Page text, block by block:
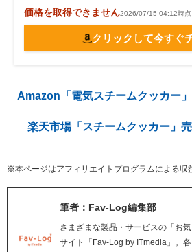
価格を取得できません2026/07/15 04:12時
クリックして今すぐ
Amazon「電気スチームクッカー
楽天市場「スチームクッカー」
※本ページはアフィリエイトプログラムによる収
筆者：Fav-Log編集部
さまざまな製品・サービスの「お
サイト「Fav-Log by ITmedia」。